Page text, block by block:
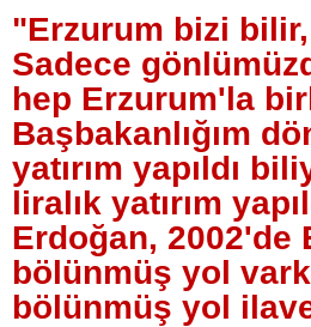
"Erzurum bizi
Sadece
hep Erzurum'la
Başbakanlığım
yatırım yapıldı
liralık yatırım
Erdoğan, 2002'de
bölünmüş yol
bölünmüş yol